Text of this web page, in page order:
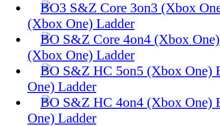
(Xbox One) Ladder
(Xbox One) Ladder
One) Ladder
One) Ladder